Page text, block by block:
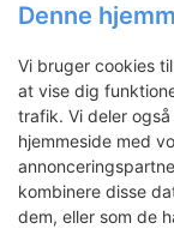
De små
Historisk
Antallet
Denne
Vi bruger cookies
at vise dig
trafik. Vi deler
hjemmeside med
kombinere disse
dem, eller som de